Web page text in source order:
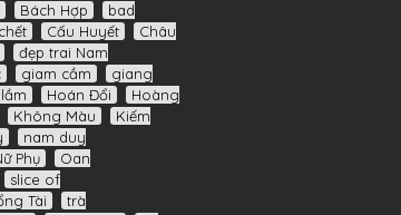
Bách Hợp
bad
Cấu Huyết
Châu
đẹp trai Nam
giam cầm
giang
Hoán Đổi
Hoàng
Không Màu
Kiếm
nam duy
Phụ
Oan
slice of
Tài
trà